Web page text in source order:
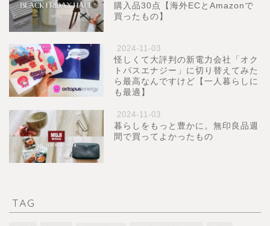
購入品30点【海外ECとAmazonで
買ったもの】
2024-11-03
怪しくて大評判の新電力会社「オク
トパスエナジー」に切り替えてみた
ら最高なんですけど【一人暮らしに
も最適】
2024-11-03
暮らしをもっと豊かに。無印良品週
間で買ってよかったもの
TAG